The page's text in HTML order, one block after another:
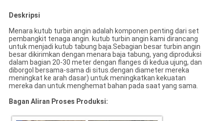
Deskripsi
Menara kutub turbin angin adalah komponen penting dari set
pembangkit tenaga angin. kutub turbin angin kami dirancang
untuk menjadi kutub tabung baja.Sebagian besar turbin angin
besar dikirimkan dengan menara baja tabung, yang diproduksi
dalam bagian 20-30 meter dengan flanges di kedua ujung, dan
diborgol bersama-sama di situs.dengan diameter mereka
meningkat ke arah dasar) untuk meningkatkan kekuatan
mereka dan untuk menghemat bahan pada saat yang sama.
Bagan Aliran Proses Produksi: